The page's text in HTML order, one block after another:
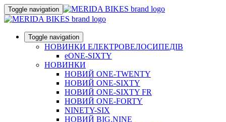
Toggle navigation
Toggle navigation
НОВИНКИ ЕЛЕКТРОВЕЛОСИПЕДІВ
eONE-SIXTY
НОВИНКИ
НОВИЙ ONE-TWENTY
НОВИЙ ONE-SIXTY
НОВИЙ ONE-SIXTY FR
НОВИЙ ONE-FORTY
NINETY-SIX
НОВИЙ BIG.NINE